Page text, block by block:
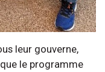
leur gouverne,
le programme